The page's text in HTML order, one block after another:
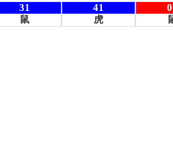
31
鼠
41
虎